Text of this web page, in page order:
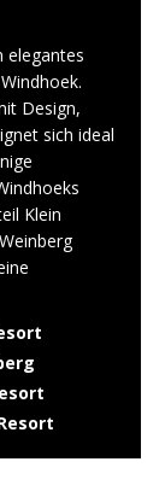
elegantes
Design,
sich ideal
Klein